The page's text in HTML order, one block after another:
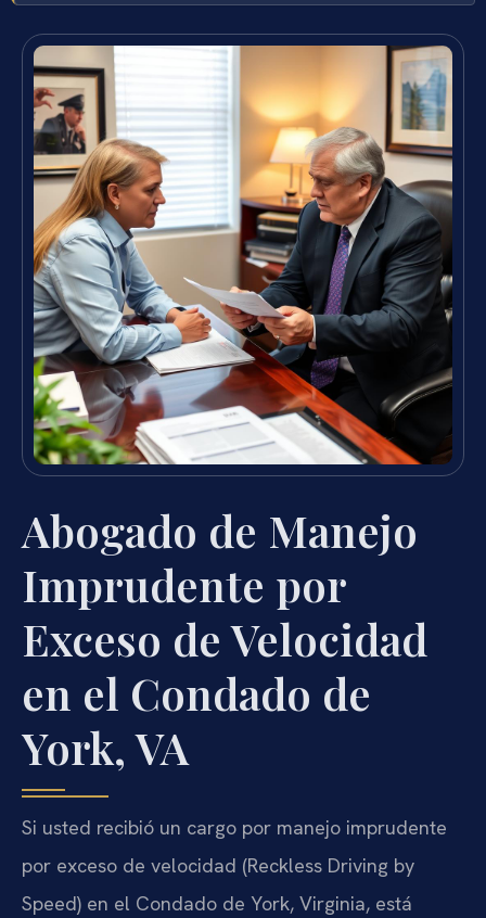
Abogado de Manejo
Imprudente por
Exceso de Velocidad
en el Condado de
York, VA
Si usted recibió un cargo por manejo imprudente
por exceso de velocidad (Reckless Driving by
Speed) en el Condado de York, Virginia, está